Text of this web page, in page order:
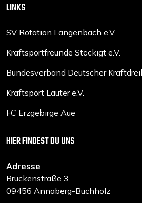
LINKS
SV Rotation Langenbach e.V.
Kraftsportfreunde Stöckigt e.V.
Bundesverband Deutscher
Kraftsport Lauter e.V.
FC Erzgebirge Aue
HIER FINDEST DU UNS
Adresse
Brückenstraße 3
09456 Annaberg-Buchholz